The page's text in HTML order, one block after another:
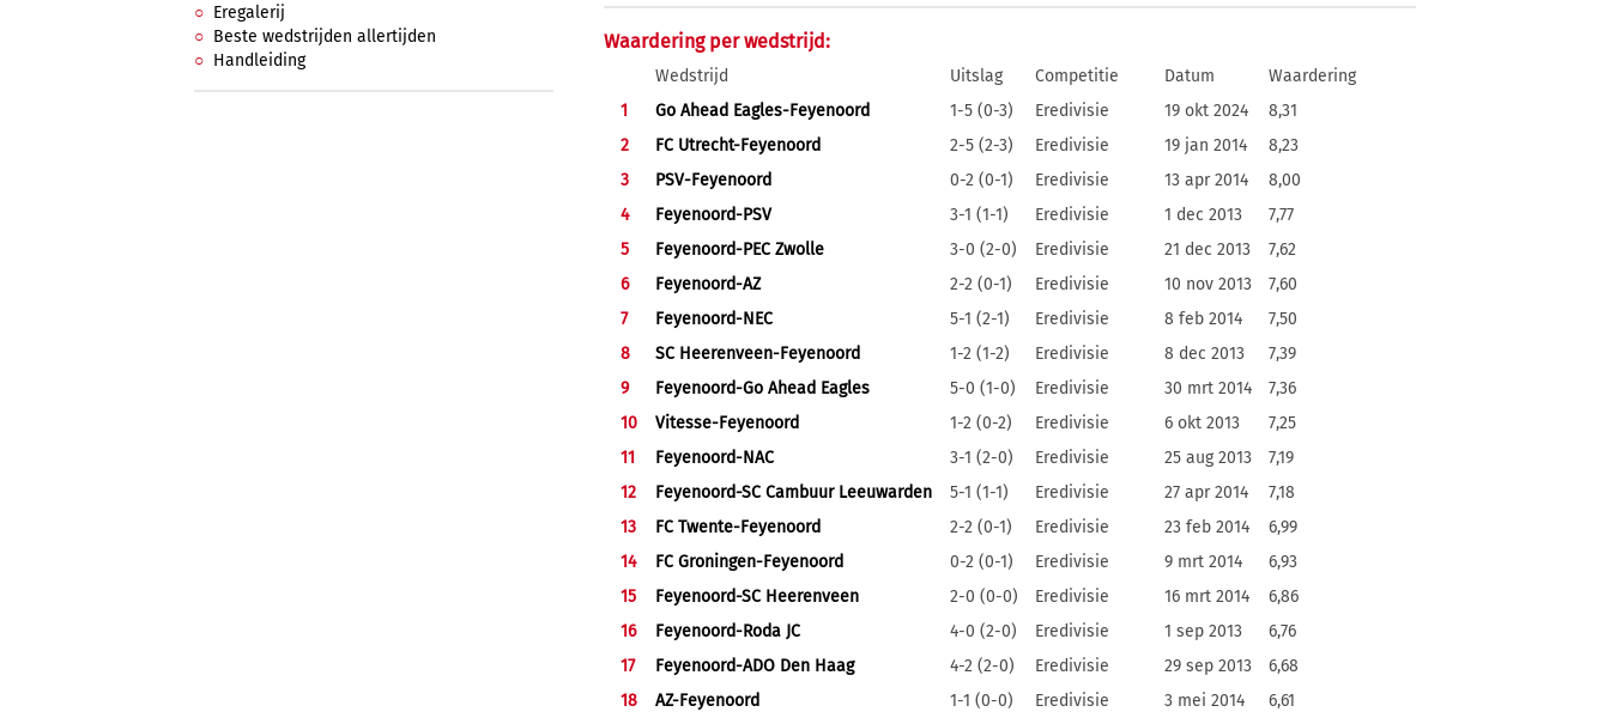
Eregalerij
Beste wedstrijden allertijden
Handleiding
Waardering per wedstrijd:
Wedstrijd Uitslag Competitie Datum
Waardering
1
Go Ahead Eagles-Feyenoord 1-5 (0-3) Eredivisie 19 okt 2024
8,31
2
FC Utrecht-Feyenoord 2-5 (2-3) Eredivisie 19 jan 2014
8,23
3
PSV-Feyenoord 0-2 (0-1) Eredivisie 13 apr 2014
8,00
4
Feyenoord-PSV 3-1 (1-1) Eredivisie 1 dec 2013
7,77
5
Feyenoord-PEC Zwolle 3-0 (2-0) Eredivisie 21 dec 2013
7,62
6
Feyenoord-AZ 2-2 (0-1) Eredivisie 10 nov 2013
7,60
7
Feyenoord-NEC 5-1 (2-1) Eredivisie 8 feb 2014
7,50
8
SC Heerenveen-Feyenoord 1-2 (1-2) Eredivisie 8 dec 2013
7,39
9
Feyenoord-Go Ahead Eagles 5-0 (1-0) Eredivisie 30 mrt 2014
7,36
10
Vitesse-Feyenoord 1-2 (0-2) Eredivisie 6 okt 2013
7,25
11
Feyenoord-NAC 3-1 (2-0) Eredivisie 25 aug 2013
7,19
12
Feyenoord-SC Cambuur Leeuwarden 5-1 (1-1) Eredivisie 27 apr 2014
7,18
13
FC Twente-Feyenoord 2-2 (0-1) Eredivisie 23 feb 2014
6,99
14
FC Groningen-Feyenoord 0-2 (0-1) Eredivisie 9 mrt 2014
6,93
15
Feyenoord-SC Heerenveen 2-0 (0-0) Eredivisie 16 mrt 2014
6,86
16
Feyenoord-Roda JC 4-0 (2-0) Eredivisie 1 sep 2013
6,76
17
Feyenoord-ADO Den Haag 4-2 (2-0) Eredivisie 29 sep 2013
6,68
18
AZ-Feyenoord 1-1 (0-0) Eredivisie 3 mei 2014
6,61